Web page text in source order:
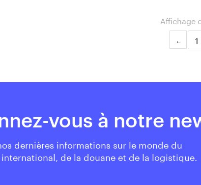
Affichage
1
vous à notre
dernières informations sur le monde du
de la douane et de la logistique.